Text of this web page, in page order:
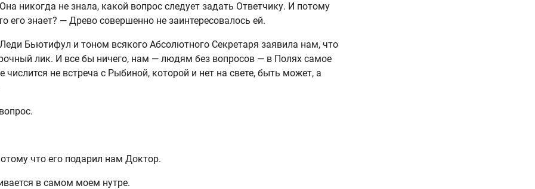
никогда не знала, какой вопрос следует задать Ответчику. И потому
его знает? — Древо совершенно не заинтересовалось ей.
Бьютифул и тоном всякого Абсолютного Секретаря заявила нам, что
лик. И все бы ничего, нам — людям без вопросов — в Полях самое
числится не встреча с Рыбиной, которой и нет на свете, быть может, а
что его подарил нам Доктор.
в самом моем нутре.